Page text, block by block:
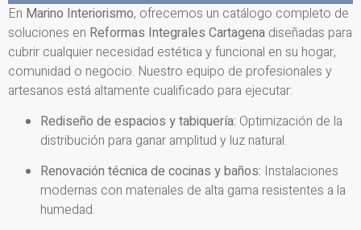
En Marino Interiorismo, ofrecemos un catálogo completo de
soluciones en Reformas Integrales Cartagena diseñadas para
cubrir cualquier necesidad estética y funcional en su hogar,
comunidad o negocio. Nuestro equipo de profesionales y
artesanos está altamente cualificado para ejecutar:
Rediseño de espacios y tabiquería: Optimización de la
distribución para ganar amplitud y luz natural.
Renovación técnica de cocinas y baños: Instalaciones
modernas con materiales de alta gama resistentes a la
humedad.